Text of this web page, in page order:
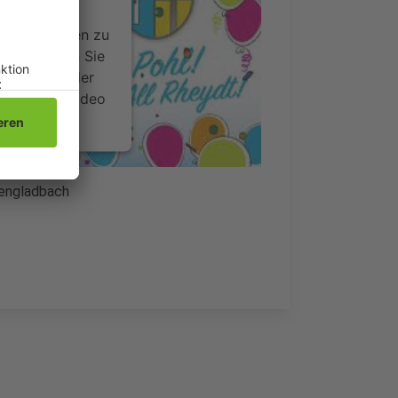
kann Daten zu
Bitte lesen Sie
Sie der
dieses Video